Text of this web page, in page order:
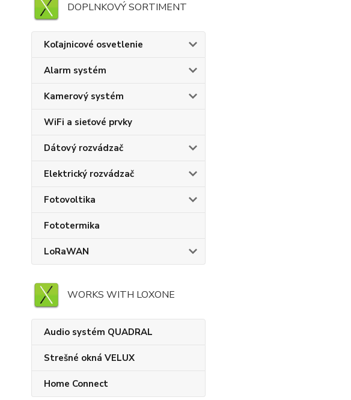
DOPLNKOVÝ SORTIMENT
Koľajnicové osvetlenie
Alarm systém
Kamerový systém
WiFi a sieťové prvky
Dátový rozvádzač
Elektrický rozvádzač
Fotovoltika
Fototermika
LoRaWAN
WORKS WITH LOXONE
Audio systém QUADRAL
Strešné okná VELUX
Home Connect